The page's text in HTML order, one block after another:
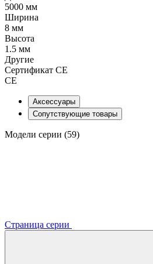
5000 мм
Ширина
8 мм
Высота
1.5 мм
Другие
Сертификат CE
CE
Аксессуары
Сопутствующие товары
Модели серии (59)
Страница серии